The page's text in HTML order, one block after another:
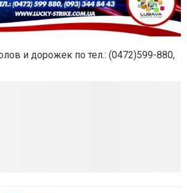
и дорожек по тел.: (0472)599-880,